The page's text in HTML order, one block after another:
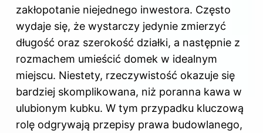
zakłopotanie niejednego inwestora. Często
wydaje się, że wystarczy jedynie zmierzyć
długość oraz szerokość działki, a następnie z
rozmachem umieścić domek w idealnym
miejscu. Niestety, rzeczywistość okazuje się
bardziej skomplikowana, niż poranna kawa w
ulubionym kubku. W tym przypadku kluczową
rolę odgrywają przepisy prawa budowlanego,